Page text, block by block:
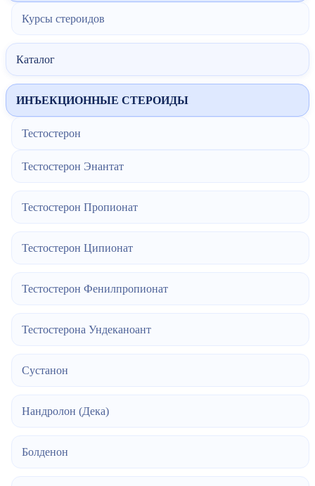
Курсы стероидов
Каталог
ИНЪЕКЦИОННЫЕ СТЕРОИДЫ
Тестостерон
Тестостерон Энантат
Тестостерон Пропионат
Тестостерон Ципионат
Тестостерон Фенилпропионат
Тестостерона Ундеканоант
Сустанон
Нандролон (Дека)
Болденон